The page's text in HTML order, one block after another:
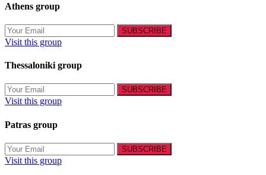
Athens group
Visit this group
Thessaloniki group
Visit this group
Patras group
Visit this group